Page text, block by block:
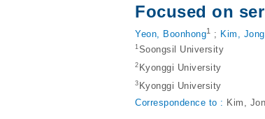
Focused on
Yeon, Boonhong1 ; Kim,
1Soongsil University
2 Kyonggi University
3 Kyonggi University
Correspondence to : Kim,